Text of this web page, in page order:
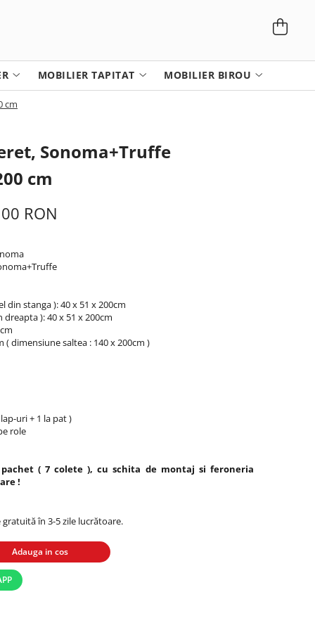
MOBILIER TAPITAT MOBILIER BIROU
cm
Sonoma+Truffe
cm
RON
din stanga ): 40 x 51 x 200cm
): 40 x 51 x 200cm
( dimensiune saltea : 140 x 200cm )
uri + 1 la pat )
role
( 7 colete ), cu schita de montaj si feroneria
!
în 3-5 zile lucrătoare.
Adauga in cos